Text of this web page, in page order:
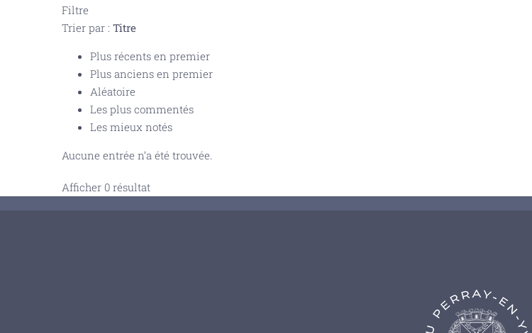
Filtre
Trier par : Titre
Plus récents en premier
Plus anciens en premier
Aléatoire
Les plus commentés
Les mieux notés
Aucune entrée n’a été trouvée.
Afficher 0 résultat